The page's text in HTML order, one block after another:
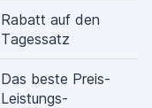
Rabatt auf den
Tagessatz
Das beste Preis-
Leistungs-